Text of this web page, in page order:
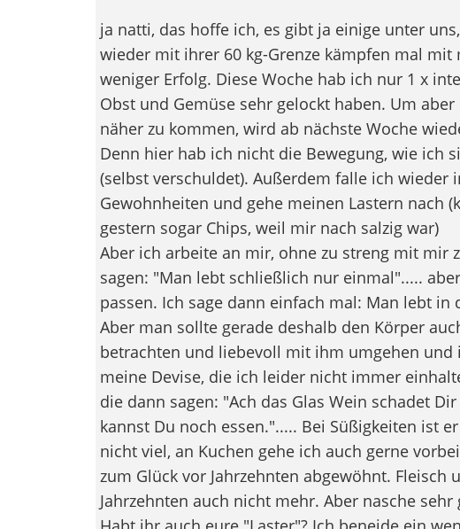
ja natti, das hoffe ich, es gibt ja einige unter
wieder mit ihrer 60 kg-Grenze kämpfen mal
weniger Erfolg. Diese Woche hab ich nur 1 x
Obst und Gemüse sehr gelockt haben. Um
näher zu kommen, wird ab nächste Woche
Denn hier hab ich nicht die Bewegung, wie ich
(selbst verschuldet). Außerdem falle ich wieder
Gewohnheiten und gehe meinen Lastern nach
gestern sogar Chips, weil mir nach salzig war)
Aber ich arbeite an mir, ohne zu streng mit mir
sagen: "Man lebt schließlich nur einmal".....
passen. Ich sage dann einfach mal: Man lebt
Aber man sollte gerade deshalb den Körper
betrachten und liebevoll mit ihm umgehen und
meine Devise, die ich leider nicht immer
die dann sagen: "Ach das Glas Wein schadet
kannst Du noch essen."..... Bei Süßigkeiten ist
nicht viel, an Kuchen gehe ich auch gerne
zum Glück vor Jahrzehnten abgewöhnt. Fleisch
Jahrzehnten auch nicht mehr. Aber nasche sehr